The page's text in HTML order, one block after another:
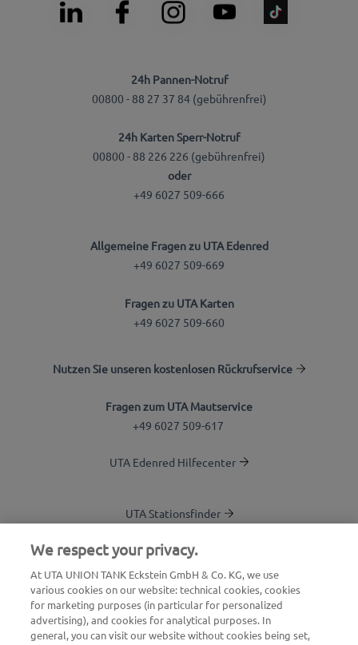
24h Pannen-Notruf
00800 - 88 27 37 84 (gebührenfrei)
24h Karten Sperr-Notruf
00800 - 88 226 226 (gebührenfrei)
oder
+49 6027 509-666
Allgemeine Fragen zu UTA Edenred
+49 6027 509-669
Fragen zu UTA Karten
+49 6027 509-660
Nutzen Sie unseren kostenlosen Rückrufservice
Fragen zum UTA Mautservice
+49 6027 509-617
UTA Edenred Hilfecenter
UTA Stationsfinder
Blog
Login Kundenbereich
Über UTA Edenred
UTA Academy
We respect your privacy.
At UTA UNION TANK Eckstein GmbH & Co. KG, we use
various cookies on our website: technical cookies, cookies
for marketing purposes (in particular for personalized
advertising), and cookies for analytical purposes. In
general, you can visit our website without cookies being set,